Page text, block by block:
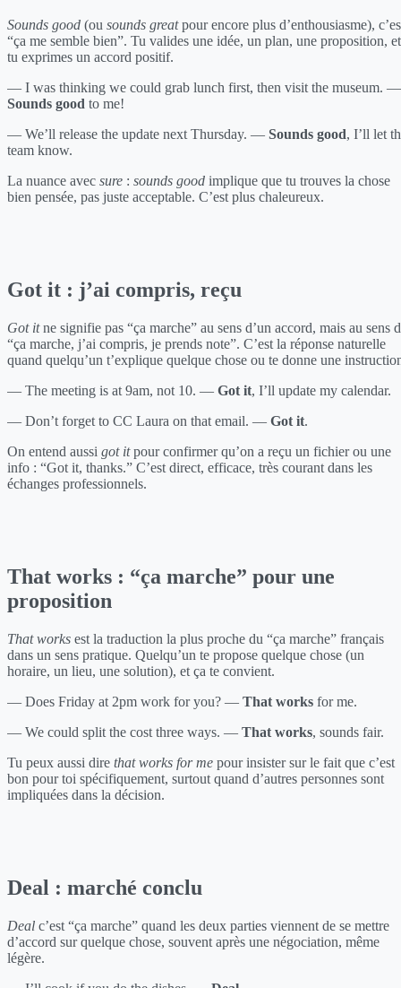
Sounds good (ou sounds greatpour encore plus d’enthousiasme),
“ça me semble bien”. Tu valides une idée, un plan, une proposition, et
tu exprimes un accord positif.
— I was thinking we could grab lunch first, then visit the museum. —
Sounds good to me!
— We’ll release the update next Thursday. — Sounds good, I’ll let
team know.
La nuance avec sure : sounds good implique que tu trouves la chose
bien pensée, pas juste acceptable. C’est plus chaleureux.
Got it : j’ai compris, reçu
Got itne signifie pas “ça marche” au sens d’un accord, mais au sens
“ça marche, j’ai compris, je prends note”. C’est la réponse naturelle
quand quelqu’un t’explique quelque chose ou te donne une
— The meeting is at 9am, not 10. — Got it, I’ll update my calendar.
— Don’t forget to CC Laura on that email. — Got it.
On entend aussi got itpour confirmer qu’on a reçu un fichier ou une
info : “Got it, thanks.” C’est direct, efficace, très courant dans les
échanges professionnels.
That works : “ça marche” pour une
proposition
That works est la traduction la plus proche du “ça marche” français
dans un sens pratique. Quelqu’un te propose quelque chose (un
horaire, un lieu, une solution), et ça te convient.
— Does Friday at 2pm work for you? — That works for me.
— We could split the cost three ways. — That works, sounds fair.
Tu peux aussi dire that works for me pour insister sur le fait que c’est
bon pour toi spécifiquement, surtout quand d’autres personnes sont
impliquées dans la décision.
Deal : marché conclu
Deal c’est “ça marche” quand les deux parties viennent de se mettre
d’accord sur quelque chose, souvent après une négociation, même
légère.